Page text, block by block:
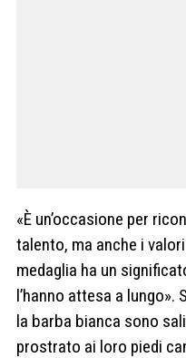
«È un’occasione per
talento, ma anche i
medaglia ha un
l’hanno attesa a lungo».
la barba bianca sono
prostrato ai loro piedi